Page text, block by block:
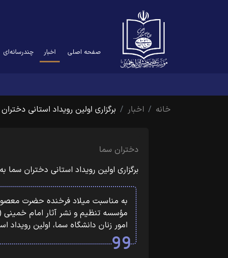
صفحه اصلی اخبار چندرسانه‌ای
خانه
اخبار برگزاری اولین رویداد استانی
دختران سما
برگزاری اولین رویداد استانی دختران
به مناسبت میلاد فرخنده حضرت
مؤسسه تنظیم و نشر آثار امام
امور زنان دانشگاه سما، اولین رویداد